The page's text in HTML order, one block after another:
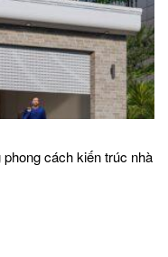
cách kiến trúc nhà